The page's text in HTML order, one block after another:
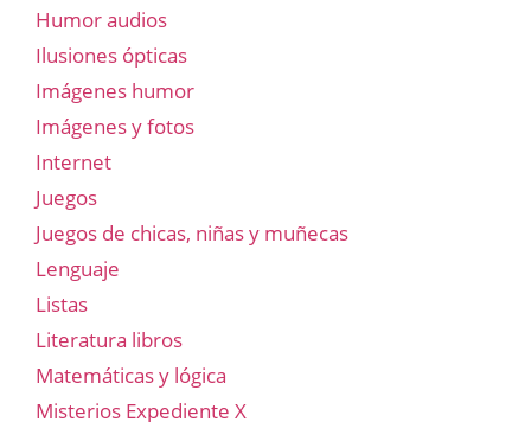
Humor audios
Ilusiones ópticas
Imágenes humor
Imágenes y fotos
Internet
Juegos
Juegos de chicas, niñas y muñecas
Lenguaje
Listas
Literatura libros
Matemáticas y lógica
Misterios Expediente X